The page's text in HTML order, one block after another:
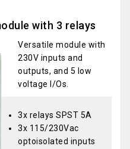
with 3 relays
Versatile module with
230V inputs and
outputs, and 5 low
voltage I/Os.
3x relays SPST 5A
3x 115/230Vac
optoisolated inputs